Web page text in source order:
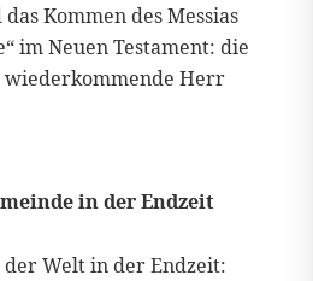
Kommen des Messias
im Neuen Testament: die
wiederkommende Herr
in der Endzeit
Welt in der Endzeit: